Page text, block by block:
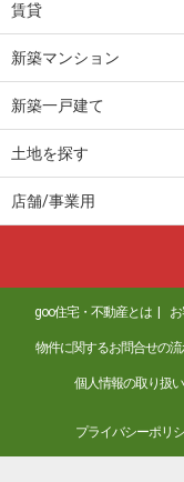
賃貸
新築マンション
新築一戸建て
土地を探す
店舗/事業用
goo住宅・不動産とは
物件に関するお問合せの流
個人情報の取り扱
プライバシーポリ